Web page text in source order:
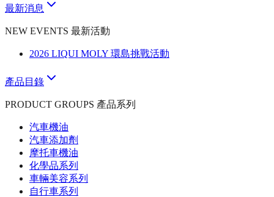
最新消息
NEW EVENTS 最新活動
2026 LIQUI MOLY 環島挑戰活動
產品目錄
PRODUCT GROUPS 產品系列
汽車機油
汽車添加劑
摩托車機油
化學品系列
車輛美容系列
自行車系列